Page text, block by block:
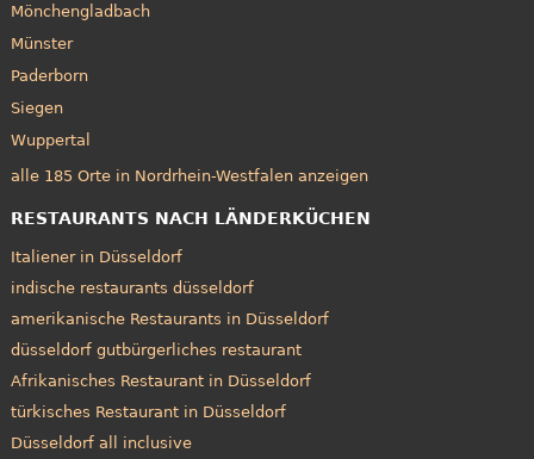
Mönchengladbach
Münster
Paderborn
Siegen
Wuppertal
alle 185 Orte in Nordrhein-Westfalen anzeigen
RESTAURANTS NACH LÄNDERKÜCHEN
Italiener in Düsseldorf
indische restaurants düsseldorf
amerikanische Restaurants in Düsseldorf
düsseldorf gutbürgerliches restaurant
Afrikanisches Restaurant in Düsseldorf
türkisches Restaurant in Düsseldorf
Düsseldorf all inclusive